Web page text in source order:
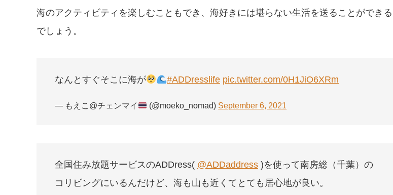
海のアクティビティを楽しむこともでき、海好きには堪らない生活を送ることができる
でしょう。
なんとすぐそこに海が #ADDresslife pic.twitter.com/0H1JiO6XRm
— もえこ@チェンマイ (@moeko_nomad) September 6, 2021
全国住み放題サービスのADDress( @ADDaddress )を使って南房総（千葉）の
コリビングにいるんだけど、海も山も近くてとても居心地が良い。